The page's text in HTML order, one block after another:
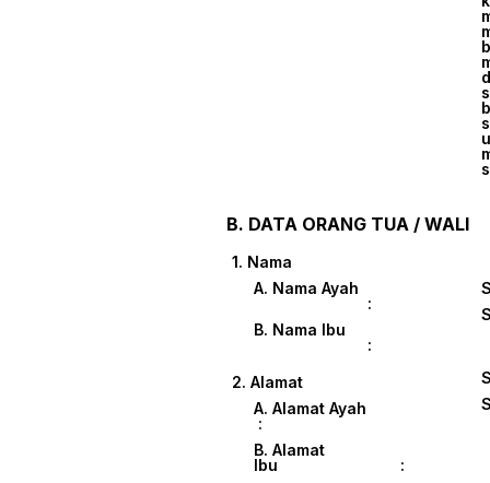
B. DATA ORANG TUA / WALI
1. Nama
A. Nama Ayah
:
B. Nama Ibu
:
2. Alamat
A. Alamat Ayah
:
B. Alamat
Ibu :